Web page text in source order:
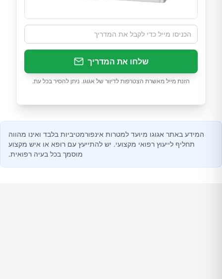
שלחו את המדריך
הזנת מייל מאשרת הצטרפות לדיוור של אגוגו. ניתן להסיר בכל עת.
המידע באתר אגוגו מיועד למטרות אינפורמטיביות בלבד ואינו מהווה
תחליף לייעוץ רפואי מקצועי. יש להתייעץ עם רופא או איש מקצוע
מוסמך בכל בעיה רפואית.